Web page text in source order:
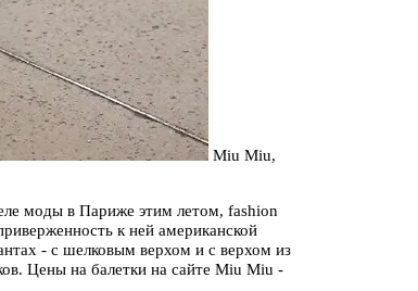
Miu Miu,
моды в Париже этим летом, fashion
к ней американской
- с шелковым верхом и с верхом из
Цены на балетки на сайте Miu Miu -